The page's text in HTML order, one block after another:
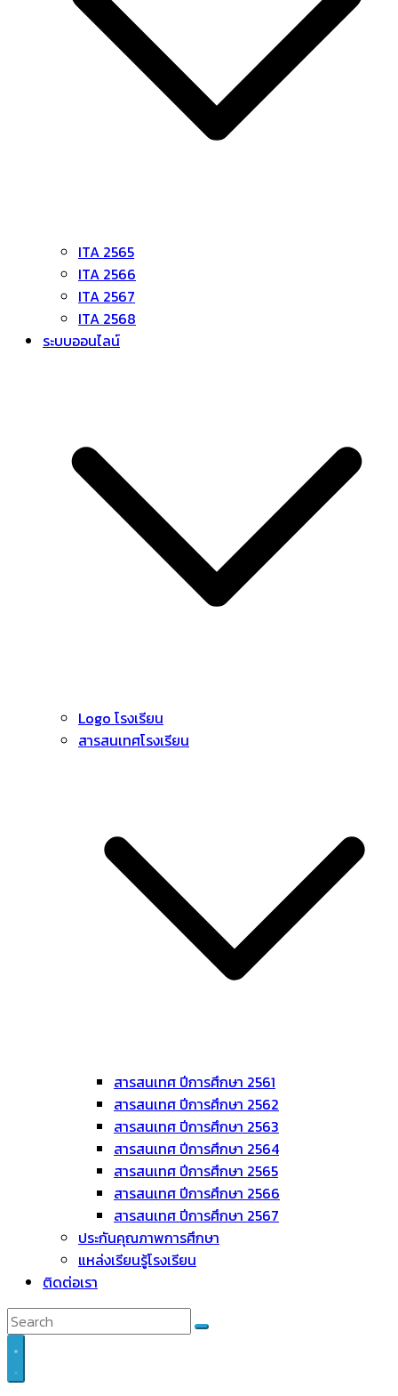
ITA 2565
ITA 2566
ITA 2567
ITA 2568
ระบบออนไลน์
Logo โรงเรียน
สารสนเทศโรงเรียน
สารสนเทศ ปีการศึกษา 2561
สารสนเทศ ปีการศึกษา 2562
สารสนเทศ ปีการศึกษา 2563
สารสนเทศ ปีการศึกษา 2564
สารสนเทศ ปีการศึกษา 2565
สารสนเทศ ปีการศึกษา 2566
สารสนเทศ ปีการศึกษา 2567
ประกันคุณภาพการศึกษา
แหล่งเรียนรู้โรงเรียน
ติดต่อเรา